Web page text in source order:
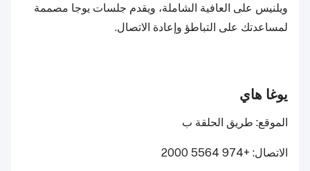
ويلنيس على العافية الشاملة، ويقدم جلسات يوجا مصممة
لمساعدتك على التباطؤ وإعادة الاتصال.
يوغا هاي
الموقع: طريق الحلقة ب
الاتصال: +974 5564 2000